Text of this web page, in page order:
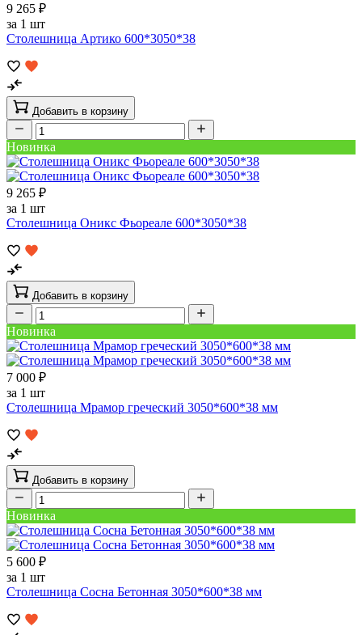
9 265 ₽
за 1 шт
Столешница Артико 600*3050*38
Добавить в корзину
Новинка
9 265 ₽
за 1 шт
Столешница Оникс Фьореале 600*3050*38
Добавить в корзину
Новинка
7 000 ₽
за 1 шт
Столешница Мрамор греческий 3050*600*38 мм
Добавить в корзину
Новинка
5 600 ₽
за 1 шт
Столешница Сосна Бетонная 3050*600*38 мм